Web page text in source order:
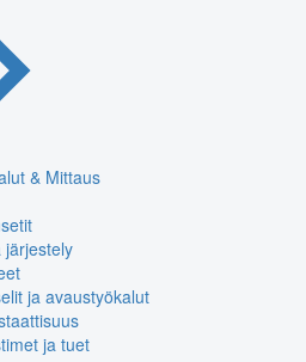
& Mittaus
järjestely
ja avaustyökalut
ja tuet